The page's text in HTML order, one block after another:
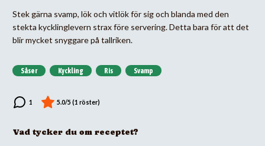
Stek gärna svamp, lök och vitlök för sig och blanda med den
stekta kycklinglevern strax före servering. Detta bara för att det
blir mycket snyggare på tallriken.
Såser Kyckling Ris Svamp
Vad tycker du om receptet?